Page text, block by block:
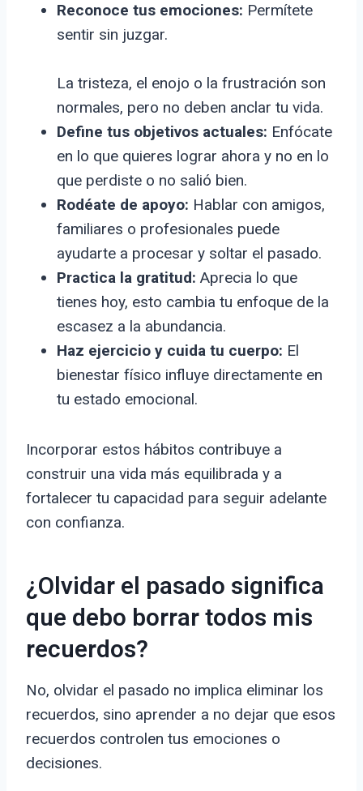
Reconoce tus emociones: Permítete
sentir sin juzgar.
La tristeza, el enojo o la frustración son
normales, pero no deben anclar tu vida.
Define tus objetivos actuales: Enfócate
en lo que quieres lograr ahora y no en lo
que perdiste o no salió bien.
Rodéate de apoyo: Hablar con amigos,
familiares o profesionales puede
ayudarte a procesar y soltar el pasado.
Practica la gratitud: Aprecia lo que
tienes hoy, esto cambia tu enfoque de la
escasez a la abundancia.
Haz ejercicio y cuida tu cuerpo: El
bienestar físico influye directamente en
tu estado emocional.
Incorporar estos hábitos contribuye a
construir una vida más equilibrada y a
fortalecer tu capacidad para seguir adelante
con confianza.
¿Olvidar el pasado significa
que debo borrar todos mis
recuerdos?
No, olvidar el pasado no implica eliminar los
recuerdos, sino aprender a no dejar que esos
recuerdos controlen tus emociones o
decisiones.